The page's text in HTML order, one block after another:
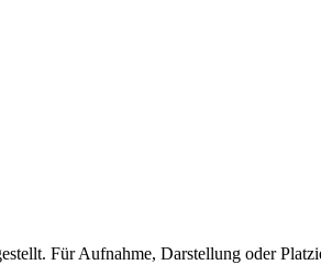
Für Aufnahme, Darstellung oder